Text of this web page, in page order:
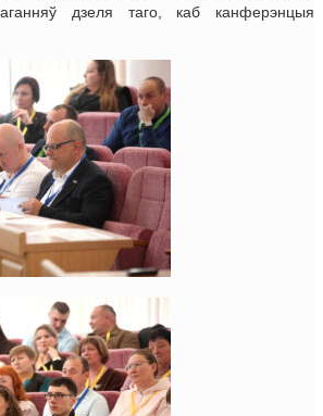
дзеля таго, каб канферэнцыя